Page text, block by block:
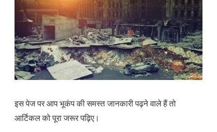
इस पेज पर आप भूकंप की समस्त जानकारी पढ़ने वाले हैं तो
आर्टिकल को पूरा जरूर पढ़िए।